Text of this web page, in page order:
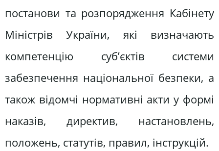
постанови та розпорядження Кабінету
Міністрів України, які визначають
компетенцію суб’єктів системи
забезпечення національної безпеки, а
також відомчі нормативні акти у формі
наказів, директив, настановлень,
положень, статутів, правил, інструкцій.